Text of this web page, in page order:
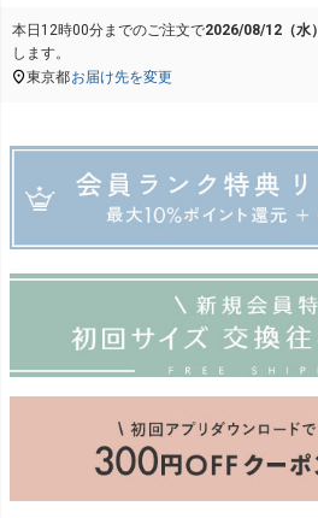
本日 12時00分までのご注文で2026/08/12（水）
します。
東京都お届け先を変更